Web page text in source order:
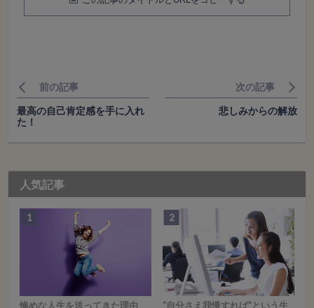
前の記事
最高の自己肯定感を手に入れ
た！
次の記事
悲しみからの解放
人気記事
惨めな人生を送ってきた理由 “自分さえ我慢すれば”という生